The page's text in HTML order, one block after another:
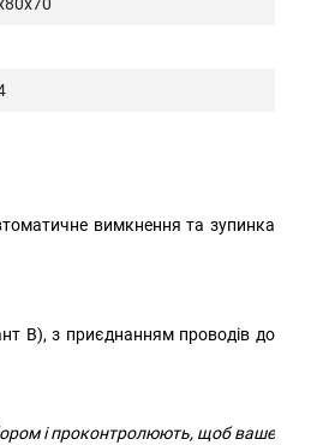
вимкнення та зупинка
В), з приєднанням проводів до
і проконтролюють, щоб ваше